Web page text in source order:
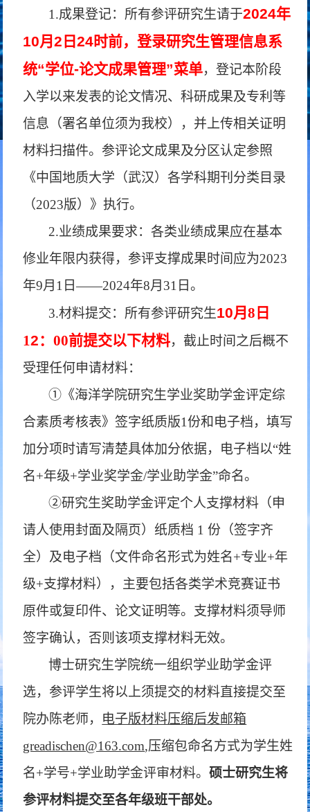
1.成果登记：所有参评研究生请于2024年
10月2日24时前，登录研究生管理信息系
统“学位-论文成果管理”菜单，登记本阶段
入学以来发表的论文情况、科研成果及专利等
信息（署名单位须为我校），并上传相关证明
材料扫描件。参评论文成果及分区认定参照
《中国地质大学（武汉）各学科期刊分类目录
（2023版）》执行。
2.业绩成果要求：各类业绩成果应在基本
修业年限内获得，参评支撑成果时间应为2023
年9月1日——2024年8月31日。
3.材料提交：所有参评研究生10月8日
12：00前提交以下材料， 截止时间之后概不
受理任何申请材料：
①《海洋学院研究生学业奖助学金评定综
合素质考核表》签字纸质版1份和电子档，填写
加分项时请写清楚具体加分依据，电子档以“姓
名+年级+学业奖学金/学业助学金”命名。
②研究生奖助学金评定个人支撑材料（申
请人使用封面及隔页）纸质档 1 份（签字齐
全）及电子档（文件命名形式为姓名+专业+年
级+支撑材料），主要包括各类学术竞赛证书
原件或复印件、论文证明等。支撑材料须导师
签字确认，否则该项支撑材料无效。
博士研究生学院统一组织学业助学金评
选，参评学生将以上须提交的材料直接提交至
院办陈老师， 电子版材料压缩后发邮箱
greadischen@163.com,压缩包命名方式为学生姓
名+学号+学业助学金评审材料。硕士研究生将
参评材料提交至各年级班干部处。